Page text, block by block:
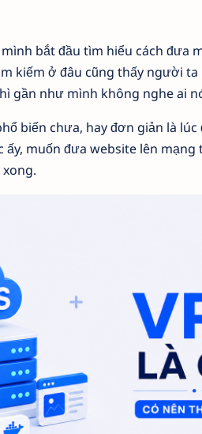
bắt đầu tìm hiểu cách đưa
kiếm ở đâu cũng thấy người
gần như mình không nghe ai
biến chưa, hay đơn giản là
muốn đưa website lên